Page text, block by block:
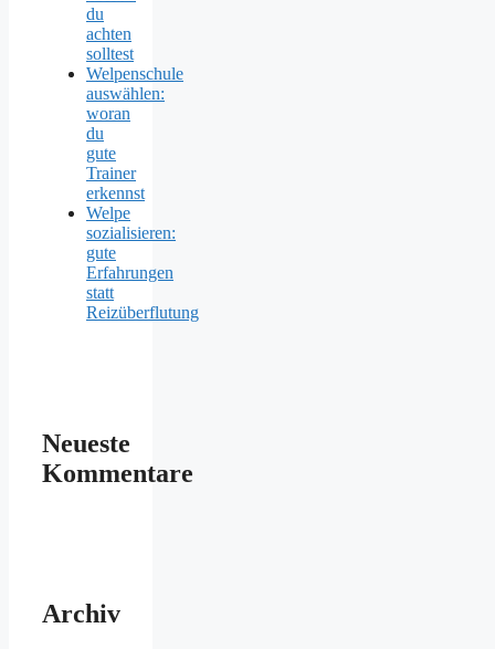
du
achten
solltest
Welpenschule
auswählen:
woran
du
gute
Trainer
erkennst
Welpe
sozialisieren:
gute
Erfahrungen
statt
Reizüberflutung
Neueste
Kommentare
Archiv